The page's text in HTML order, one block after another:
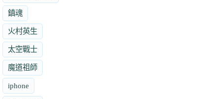
鎮魂
火村英生
太空戰士
魔道祖師
iphone